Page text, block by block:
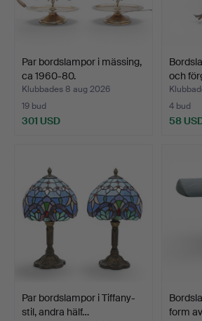
Par bordslampor i mässing,
ca 1960-80.
Klubbades 8 aug 2026
19 bud
301 USD
och
4 bud
58
Par bordslampor i Tiffany-
stil, andra hälf…
form